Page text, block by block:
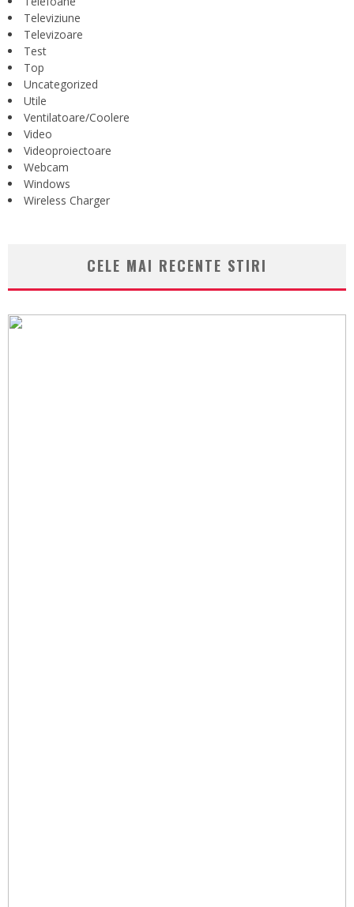
Televiziune
Televizoare
Test
Top
Uncategorized
Utile
Ventilatoare/Coolere
Video
Videoproiectoare
Webcam
Windows
Wireless Charger
CELE MAI RECENTE STIRI